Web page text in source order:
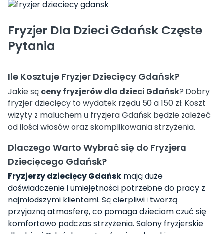
Fryzjer Dla Dzieci Gdańsk Częste
Pytania
Ile Kosztuje Fryzjer Dziecięcy Gdańsk?
Jakie są ceny fryzjerów dla dzieci Gdańsk? Dobry
fryzjer dziecięcy to wydatek rzędu 50 a 150 zł. Koszt
wizyty z maluchem u fryzjera Gdańsk będzie zależeć
od ilości włosów oraz skomplikowania strzyżenia.
Dlaczego Warto Wybrać się do Fryzjera
Dziecięcego Gdańsk?
Fryzjerzy dziecięcy Gdańsk mają duże
doświadczenie i umiejętności potrzebne do pracy z
najmłodszymi klientami. Są cierpliwi i tworzą
przyjazną atmosferę, co pomaga dzieciom czuć się
komfortowo podczas strzyżenia. Salony fryzjerskie